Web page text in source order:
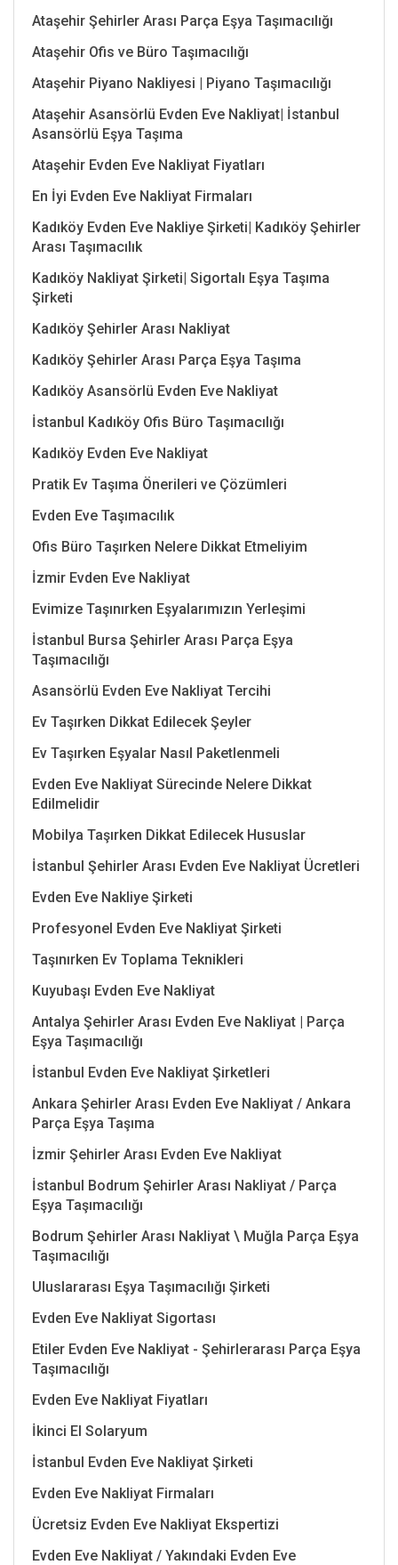
Ataşehir Şehirler Arası Parça Eşya Taşımacılığı
Ataşehir Ofis ve Büro Taşımacılığı
Ataşehir Piyano Nakliyesi | Piyano Taşımacılığı
Ataşehir Asansörlü Evden Eve Nakliyat| İstanbul
Asansörlü Eşya Taşıma
Ataşehir Evden Eve Nakliyat Fiyatları
En İyi Evden Eve Nakliyat Firmaları
Kadıköy Evden Eve Nakliye Şirketi| Kadıköy Şehirler
Arası Taşımacılık
Kadıköy Nakliyat Şirketi| Sigortalı Eşya Taşıma
Şirketi
Kadıköy Şehirler Arası Nakliyat
Kadıköy Şehirler Arası Parça Eşya Taşıma
Kadıköy Asansörlü Evden Eve Nakliyat
İstanbul Kadıköy Ofis Büro Taşımacılığı
Kadıköy Evden Eve Nakliyat
Pratik Ev Taşıma Önerileri ve Çözümleri
Evden Eve Taşımacılık
Ofis Büro Taşırken Nelere Dikkat Etmeliyim
İzmir Evden Eve Nakliyat
Evimize Taşınırken Eşyalarımızın Yerleşimi
İstanbul Bursa Şehirler Arası Parça Eşya
Taşımacılığı
Asansörlü Evden Eve Nakliyat Tercihi
Ev Taşırken Dikkat Edilecek Şeyler
Ev Taşırken Eşyalar Nasıl Paketlenmeli
Evden Eve Nakliyat Sürecinde Nelere Dikkat
Edilmelidir
Mobilya Taşırken Dikkat Edilecek Hususlar
İstanbul Şehirler Arası Evden Eve Nakliyat Ücretleri
Evden Eve Nakliye Şirketi
Profesyonel Evden Eve Nakliyat Şirketi
Taşınırken Ev Toplama Teknikleri
Kuyubaşı Evden Eve Nakliyat
Antalya Şehirler Arası Evden Eve Nakliyat | Parça
Eşya Taşımacılığı
İstanbul Evden Eve Nakliyat Şirketleri
Ankara Şehirler Arası Evden Eve Nakliyat / Ankara
Parça Eşya Taşıma
İzmir Şehirler Arası Evden Eve Nakliyat
İstanbul Bodrum Şehirler Arası Nakliyat / Parça
Eşya Taşımacılığı
Bodrum Şehirler Arası Nakliyat \ Muğla Parça Eşya
Taşımacılığı
Uluslararası Eşya Taşımacılığı Şirketi
Evden Eve Nakliyat Sigortası
Etiler Evden Eve Nakliyat - Şehirlerarası Parça Eşya
Taşımacılığı
Evden Eve Nakliyat Fiyatları
İkinci El Solaryum
İstanbul Evden Eve Nakliyat Şirketi
Evden Eve Nakliyat Firmaları
Ücretsiz Evden Eve Nakliyat Ekspertizi
Evden Eve Nakliyat / Yakındaki Evden Eve